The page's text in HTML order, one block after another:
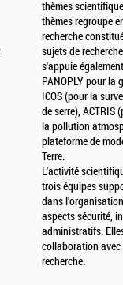
thèmes
thèmes regroupe
recherche
sujets de
s'appuie
PANOPLY pour la
ICOS (pour la
de serre), ACTRIS
la pollution
plateforme de
Terre.
L'activité
trois équipes
dans
aspects sécurité,
administratifs.
collaboration avec
recherche.